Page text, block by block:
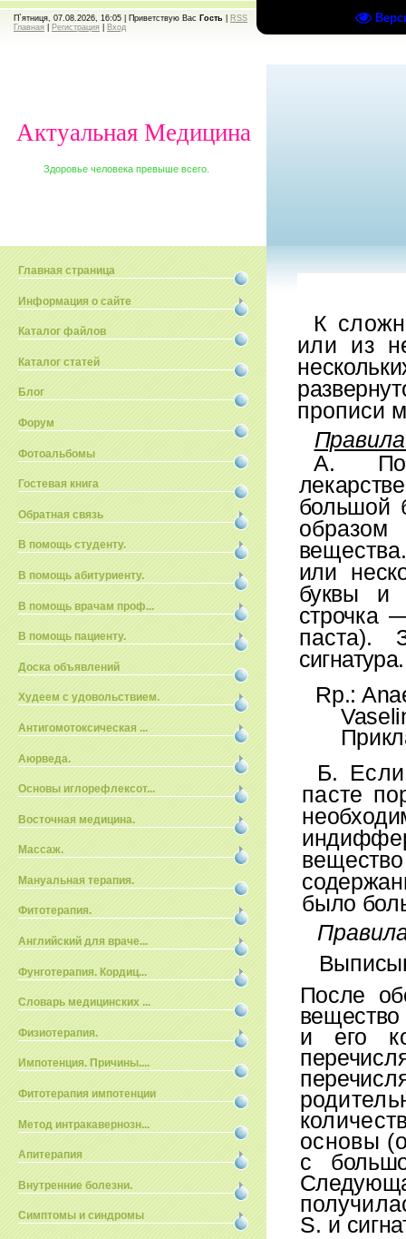
П`ятниця, 07.08.2026, 16:05 | Приветствую Вас Гость
RSS
Главная
Регистрация Вход
Актуальная Медицина
Здоровье человека превыше всего.
Главная страница
Информация о сайте
Каталог файлов
Каталог статей
Блог
Форум
Фотоальбомы
Гостевая книга
Обратная связь
В помощь студенту.
В помощь абитуриенту.
В помощь врачам проф...
В помощь пациенту.
Доска объявлений
Худеем с удовольствием.
Антигомотоксическая ...
Аюрведа.
Основы иглорефлексот...
Восточная медицина.
Массаж.
Мануальная терапия.
Фитотерапия.
Английский для враче...
Фунготерапия. Кордиц...
Словарь медицинских ...
Физиотерапия.
Импотенция. Причины....
Фитотерапия импотенции
Метод интракавернозн...
Апитерапия
Внутренние болезни.
Симптомы и синдромы
К
или из
прописи
А.
большой
или
буквы и
паста).
сигнатура.
Rp.:
Б.
пасте
было
После
и его
р
основы
с
S. и